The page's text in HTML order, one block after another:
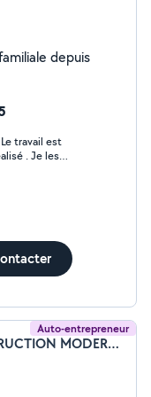
depuis
travail est
. Je les
Auto-entrepreneur
Pellumb Neziraj (CONSTRUCTION MODERNE)